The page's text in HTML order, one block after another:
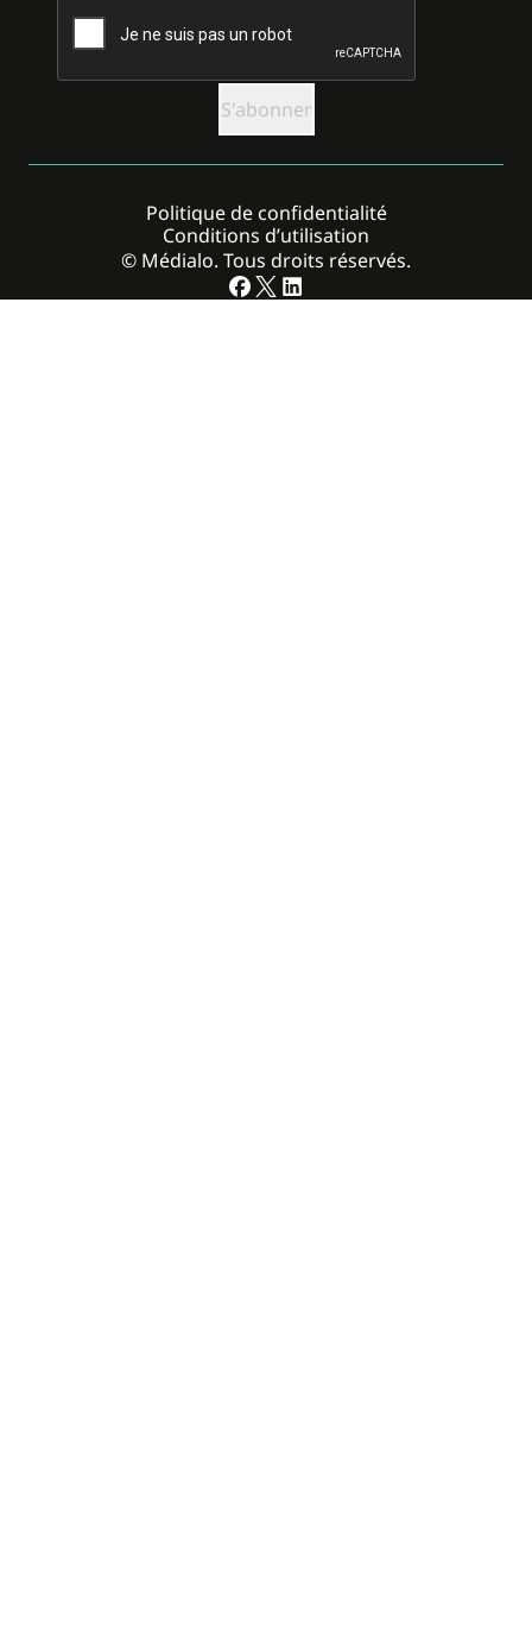
© Médialo. Tous droits réservés.
Politique de confidentialité
Conditions d’utilisation